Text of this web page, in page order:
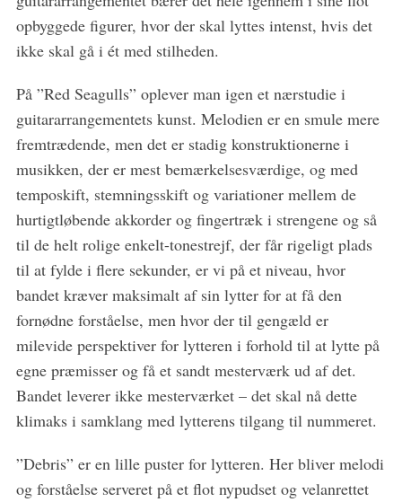
opbyggede figurer, hvor der skal lyttes intenst, hvis det
ikke skal gå i ét med stilheden.
På ”Red Seagulls” oplever man igen et nærstudie i
guitararrangementets kunst. Melodien er en smule mere
fremtrædende, men det er stadig konstruktionerne i
musikken, der er mest bemærkelsesværdige, og med
temposkift, stemningsskift og variationer mellem de
hurtigtløbende akkorder og fingertræk i strengene og så
til de helt rolige enkelt-tonestrejf, der får rigeligt plads
til at fylde i flere sekunder, er vi på et niveau, hvor
bandet kræver maksimalt af sin lytter for at få den
fornødne forståelse, men hvor der til gengæld er
milevide perspektiver for lytteren i forhold til at lytte på
egne præmisser og få et sandt mesterværk ud af det.
Bandet leverer ikke mesterværket – det skal nå dette
klimaks i samklang med lytterens tilgang til nummeret.
”Debris” er en lille puster for lytteren. Her bliver melodi
og forståelse serveret på et flot nypudset og velanrettet
r
c
h
o
: